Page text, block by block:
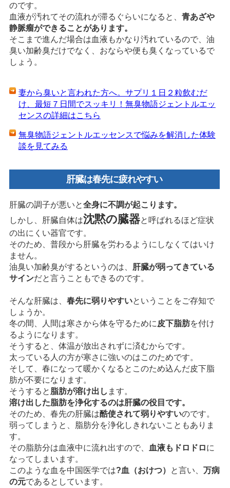
のです。
血液が汚れてその流れが滞るぐらいになると、 青あざや
静脈瘤ができることがあります。
そこまで進んだ場合は血液もかなり汚れているので、油
臭い加齢臭だけでなく、おならや便も臭くなっているで
しょう。
妻から臭いと言われた方へ。サプリ１日２粒飲むだ
け、最短７日間でスッキリ！無臭物語ジェントルエッ
センスの詳細はこちら
無臭物語ジェントルエッセンスで悩みを解消した体験
談を見てみる
肝臓は春先に疲れやすい
肝臓の調子が悪いと全身に不調が起こります。
しかし、肝臓自体は沈黙の臓器と呼ばれるほど症状
の出にくい器官です。
そのため、普段から肝臓を労わるようにしなくてはいけ
ません。
油臭い加齢臭がするというのは、 肝臓が弱ってきている
サインだと言うこともできるのです。
そんな肝臓は、 春先に弱りやすいということをご存知で
しょうか。
冬の間、人間は寒さから体を守るために 皮下脂肪を付け
るようになります。
そうすると、体温が放出されずに済むからです。
太っている人の方が寒さに強いのはこのためです。
そして、春になって暖かくなるとこのため込んだ皮下脂
肪が不要になります。
そうすると 脂肪が溶け出し ます。
溶け出した脂肪を浄化するのは肝臓の役目です。
そのため、春先の肝臓は酷使されて弱りやすいのです。
弱ってしまうと、脂肪分を浄化しきれないこともありま
す。
その脂肪分は血液中に流れ出すので、
血液もドロドロに
なってしまいます。
このような血を中国医学では?血（おけつ） と言い、 万病
の元であるとしています。